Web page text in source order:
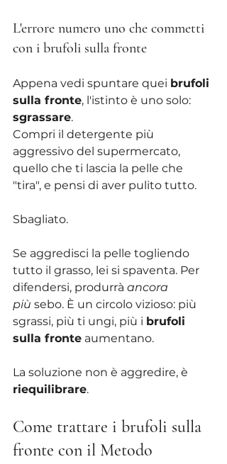
L'errore numero uno che commetti
con i brufoli sulla fronte
Appena vedi spuntare quei brufoli
sulla fronte, l'istinto è uno solo:
sgrassare.
Compri il detergente più
aggressivo del supermercato,
quello che ti lascia la pelle che
"tira", e pensi di aver pulito tutto.
Sbagliato.
Se aggredisci la pelle togliendo
tutto il grasso, lei si spaventa. Per
difendersi, produrrà ancora
più sebo. È un circolo vizioso: più
sgrassi, più ti ungi, più i brufoli
sulla fronte aumentano.
La soluzione non è aggredire, è
riequilibrare.
Come trattare i brufoli sulla
fronte con il Metodo